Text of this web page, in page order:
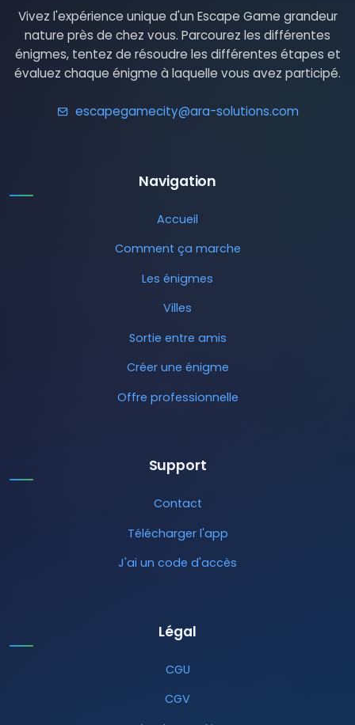
Vivez l'expérience unique d'un Escape Game grandeur
nature près de chez vous. Parcourez les différentes
énigmes, tentez de résoudre les différentes étapes et
évaluez chaque énigme à laquelle vous avez participé.
escapegamecity@ara-solutions.com
Navigation
Accueil
Comment ça marche
Les énigmes
Villes
Sortie entre amis
Créer une énigme
Offre professionnelle
Support
Contact
Télécharger l'app
J'ai un code d'accès
Légal
CGU
CGV